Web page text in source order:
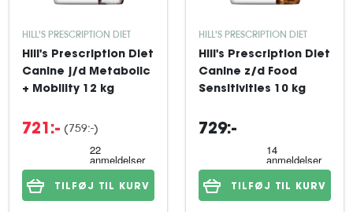
HILL'S PRESCRIPTION DIET
Hill's Prescription Diet
Canine j/d Metabolic
+ Mobility 12 kg
721:- (759:-)
TILFØJ TIL KURV
HILL'S PRESCRIPTION DIET
Hill's Prescription Diet
Canine z/d Food
Sensitivities 10 kg
729:-
TILFØJ TIL KURV